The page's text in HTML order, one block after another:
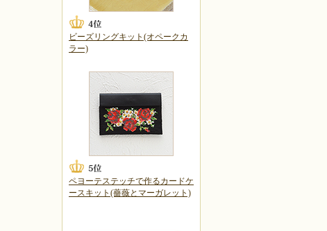
ビーズリングキット(オペークカ
ラー)
ペヨーテステッチで作るカードケ
ースキット(薔薇とマーガレット)